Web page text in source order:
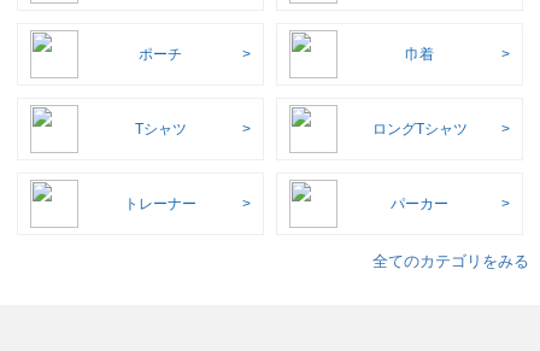
ポーチ 巾着
Tシャツ ロングTシャツ
トレーナー パーカー
全てのカテゴリをみる